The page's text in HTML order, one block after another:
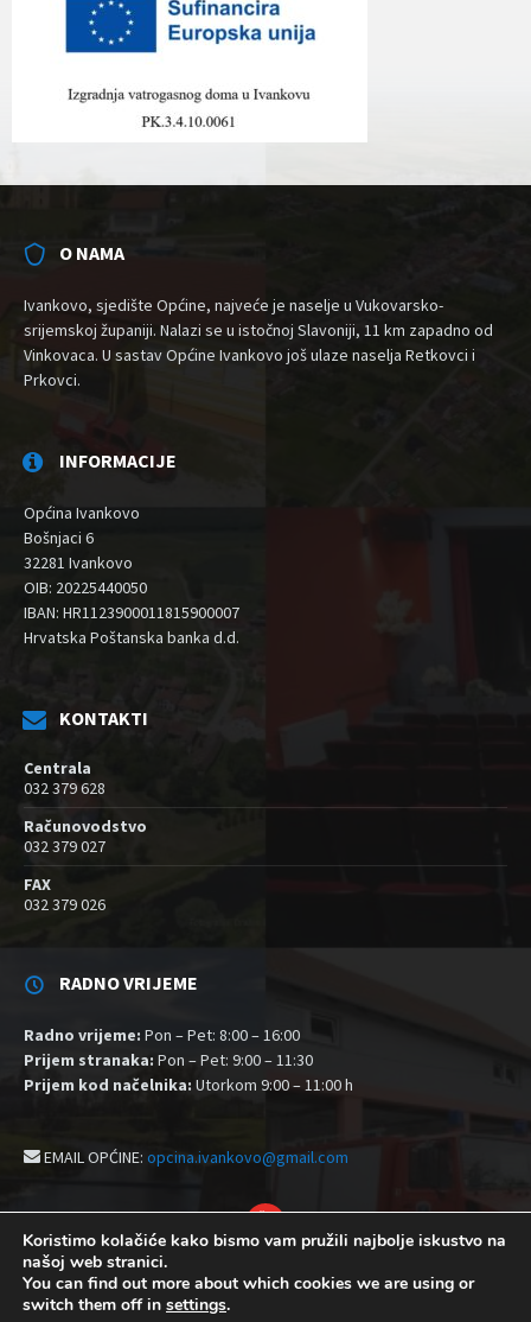
O NAMA
Ivankovo, sjedište Općine, najveće je naselje u Vukovarsko-
srijemskoj županiji. Nalazi se u istočnoj Slavoniji, 11 km zapadno od
Vinkovaca. U sastav Općine Ivankovo još ulaze naselja Retkovci i
Prkovci.
INFORMACIJE
Općina Ivankovo
Bošnjaci 6
32281 Ivankovo
OIB: 20225440050
IBAN: HR1123900011815900007
Hrvatska Poštanska banka d.d.
KONTAKTI
Centrala
032 379 628
Računovodstvo
032 379 027
FAX
032 379 026
RADNO VRIJEME
Radno vrijeme: Pon – Pet: 8:00 – 16:00
Prijem stranaka: Pon – Pet: 9:00 – 11:30
Prijem kod načelnika: Utorkom 9:00 – 11:00 h
EMAIL OPĆINE: opcina.ivankovo@gmail.com
YouTube
Izjava o pristupačnosti
Postavke kolačića
Koristimo kolačiće kako bismo vam pružili najbolje iskustvo na
našoj web stranici.
You can find out more about which cookies we are using or
switch them off in settings.